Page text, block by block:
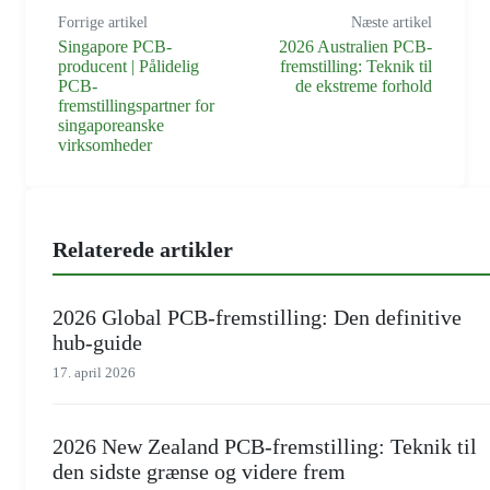
Forrige artikel
Singapore PCB-
producent | Pålidelig
PCB-
fremstillingspartner for
singaporeanske
virksomheder
Næste artikel
2026 Australien PCB-
fremstilling: Teknik til
de ekstreme forhold
Relaterede artikler
2026 Global PCB-fremstilling: Den definitive
hub-guide
17. april 2026
2026 New Zealand PCB-fremstilling: Teknik til
den sidste grænse og videre frem